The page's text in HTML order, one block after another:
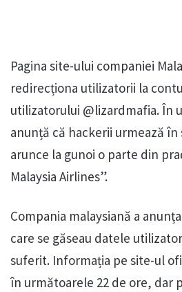
Pagina site-ului companiei
redirecționa utilizatorii la
utilizatorului @lizardmafia. În
anunță că hackerii urmează
arunce la gunoi o parte din
Malaysia Airlines”.
Compania malaysiană a
care se găseau datele
suferit. Informația pe site-ul
în următoarele 22 de ore, dar